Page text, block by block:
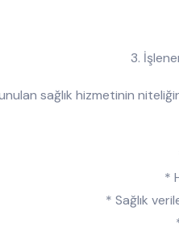
3.
sağlık hizmetinin
*
* Sağlık